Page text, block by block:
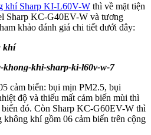
khí Sharp KI-L60V-W thì về mặt tiện
Sharp KC-G40EV-W và tương
khảo đánh giá chi tiết dưới đây:
khí
cảm biến: bụi mịn PM2.5, bụi
độ và thiếu mất cảm biến mùi thì
biến đó. Còn Sharp KC-G60EV-W thì
khí gồm 06 cảm biến trên cộng